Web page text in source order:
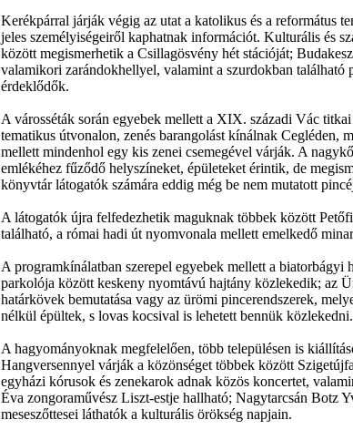
Kerékpárral járják végig az utat a katolikus és a református
jeles személyiségeiről kaphatnak információt. Kulturális és
között megismerhetik a Csillagösvény hét stációját;
valamikori zarándokhellyel, valamint a szurdokban található
érdeklődők.
A városséták során egyebek mellett a XIX. századi Vác
tematikus útvonalon, zenés barangolást kínálnak Cegléden,
mellett mindenhol egy kis zenei csemegével várják. A
emlékéhez fűződő helyszíneket, épületeket érintik, de
könyvtár látogatók számára eddig még be nem mutatott
A látogatók újra felfedezhetik maguknak többek között
található, a római hadi út nyomvonala mellett emelkedő
A programkínálatban szerepel egyebek mellett a
parkolója között keskeny nyomtávú hajtány közlekedik; az
határkövek bemutatása vagy az ürömi pincerendszerek,
nélkül épültek, s lovas kocsival is lehetett bennük közlekedni.
A hagyományoknak megfelelően, több településen is
Hangversennyel várják a közönséget többek között
egyházi kórusok és zenekarok adnak közös koncertet,
Éva zongoraművész Liszt-estje hallható; Nagytarcsán Botz
meseszőttesei láthatók a kulturális örökség napjain.